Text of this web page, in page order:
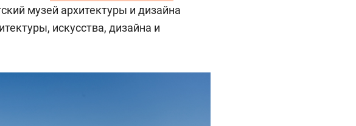
музей архитектуры и дизайна
искусства, дизайна и